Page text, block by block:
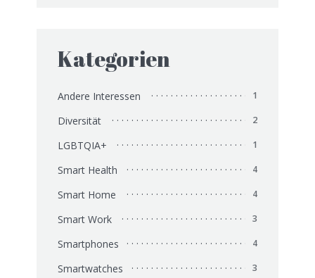
Kategorien
Andere Interessen 1
Diversität 2
LGBTQIA+ 1
Smart Health 4
Smart Home 4
Smart Work 3
Smartphones 4
Smartwatches 3